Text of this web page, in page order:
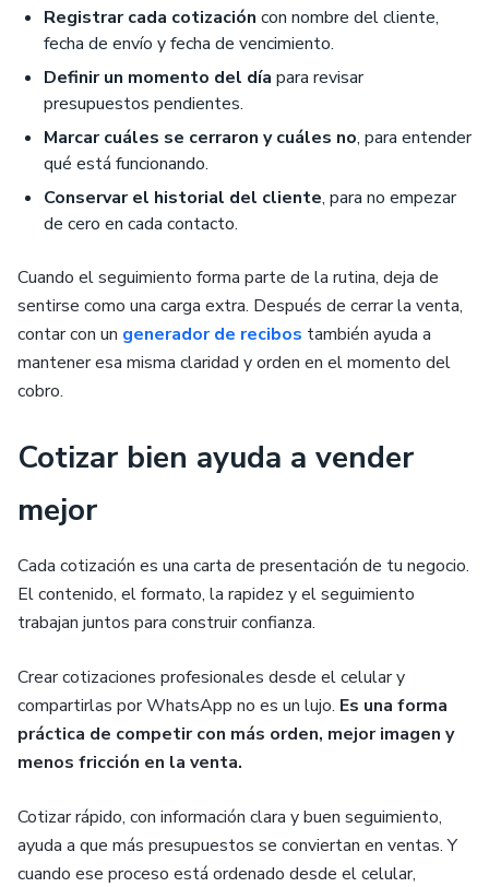
Registrar cada cotización con nombre del cliente,
fecha de envío y fecha de vencimiento.
Definir un momento del día para revisar
presupuestos pendientes.
Marcar cuáles se cerraron y cuáles no, para entender
qué está funcionando.
Conservar el historial del cliente, para no empezar
de cero en cada contacto.
Cuando el seguimiento forma parte de la rutina, deja de
sentirse como una carga extra. Después de cerrar la venta,
contar con un generador de recibos también ayuda a
mantener esa misma claridad y orden en el momento del
cobro.
Cotizar bien ayuda a vender
mejor
Cada cotización es una carta de presentación de tu negocio.
El contenido, el formato, la rapidez y el seguimiento
trabajan juntos para construir confianza.
Crear cotizaciones profesionales desde el celular y
compartirlas por WhatsApp no es un lujo. Es una forma
práctica de competir con más orden, mejor imagen y
menos fricción en la venta.
Cotizar rápido, con información clara y buen seguimiento,
ayuda a que más presupuestos se conviertan en ventas. Y
cuando ese proceso está ordenado desde el celular,